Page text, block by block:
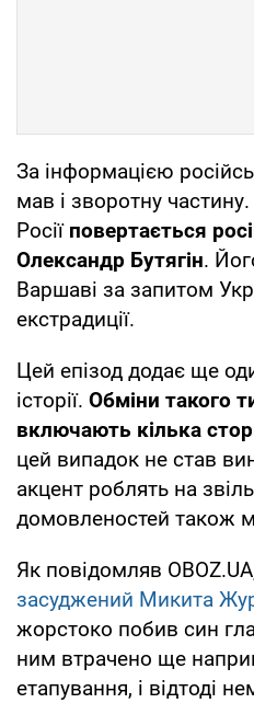
За інформацією
мав і зворотну
Росії повертається
Олександр Бутягін.
Варшаві за запитом
екстрадиції.
Цей епізод додає ще
історії. Обміни такого
включають кілька
цей випадок не став
акцент роблять на
домовленостей також
Як повідомляв
засуджений Микита
жорстоко побив син
ним втрачено ще
етапування, і відтоді